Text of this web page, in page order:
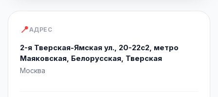
📍АДРЕС
2-я Тверская-Ямская ул., 20-22с2, метро
Маяковская, Белорусская, Тверская
Москва